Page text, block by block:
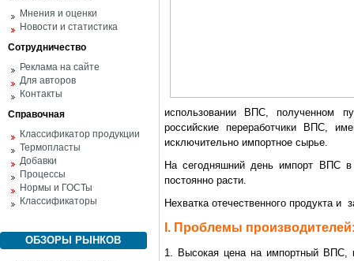
Мнения и оценки
Новости и статистика
Сотрудничество
Реклама на сайте
Для авторов
Контакты
Справочная
Классификатор продукции
Термопласты
Добавки
Процессы
Нормы и ГОСТы
Классификаторы
ОБЗОРЫ РЫНКОВ
использовании ВПС, полученном
российские переработчики ВПС,
исключительно импортное сырье.
На сегодняшний день импорт ВПС в
постоянно расти.
Нехватка отечественного продукта и
I. Проблемы
1. Высокая цена на импортный ВПС,